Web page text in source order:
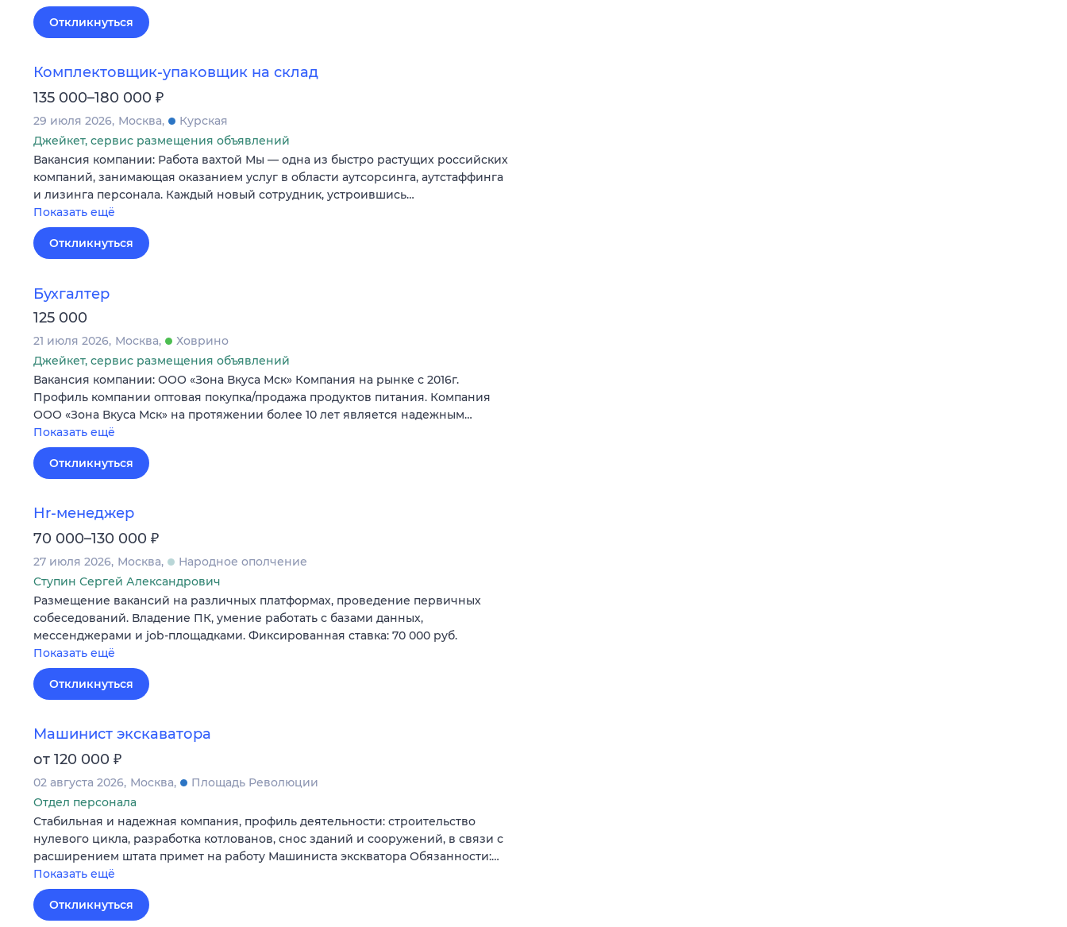
Откликнуться
Комплектовщик-упаковщик на склад
135 000–180 000 ₽
29 июля 2026 Москва
Курская
Джейкет, сервис размещения объявлений
Вакансия компании: Работа вахтой Мы — одна из быстро растущих российских
компаний, занимающая оказанием услуг в области аутсорсинга, аутстаффинга
и лизинга персонала. Каждый новый сотрудник, устроившись…
Показать ещё
Откликнуться
Бухгалтер
125 000
21 июля 2026 Москва
Ховрино
Джейкет, сервис размещения объявлений
Вакансия компании: ООО «Зона Вкуса Мск» Компания на рынке с 2016г.
Профиль компании оптовая покупка/продажа продуктов питания. Компания
ООО «Зона Вкуса Мск» на протяжении более 10 лет является надежным…
Показать ещё
Откликнуться
Hr-менеджер
70 000–130 000 ₽
27 июля 2026 Москва
Народное ополчение
Ступин Сергей Александрович
Размещение вакансий на различных платформах, проведение первичных
собеседований. Владение ПК, умение работать с базами данных,
мессенджерами и job-площадками. Фиксированная ставка: 70 000 руб.
Показать ещё
Откликнуться
Машинист экскаватора
от 120 000 ₽
02 августа 2026 Москва
Площадь Революции
Отдел персонала
Стабильная и надежная компания, профиль деятельности: строительство
нулевого цикла, разработка котлованов, снос зданий и сооружений, в связи с
расширением штата примет на работу Машиниста экскватора Обязанности:…
Показать ещё
Откликнуться